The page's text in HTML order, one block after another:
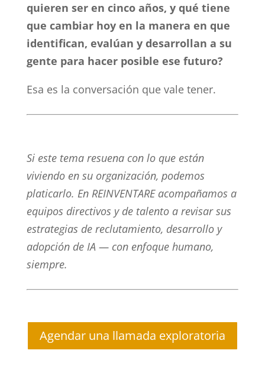
quieren ser en cinco años, y qué tiene
que cambiar hoy en la manera en que
identifican, evalúan y desarrollan a su
gente para hacer posible ese futuro?
Esa es la conversación que vale tener.
Si este tema resuena con lo que están
viviendo en su organización, podemos
platicarlo. En REINVENTARE acompañamos a
equipos directivos y de talento a revisar sus
estrategias de reclutamiento, desarrollo y
adopción de IA — con enfoque humano,
siempre.
Agendar una llamada exploratoria